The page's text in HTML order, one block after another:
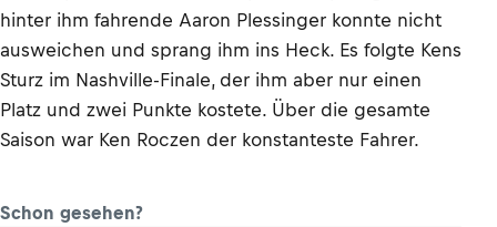
hinter ihm fahrende Aaron Plessinger konnte nicht
ausweichen und sprang ihm ins Heck. Es folgte Kens
Sturz im Nashville-Finale, der ihm aber nur einen
Platz und zwei Punkte kostete. Über die gesamte
Saison war Ken Roczen der konstanteste Fahrer.
Schon gesehen?